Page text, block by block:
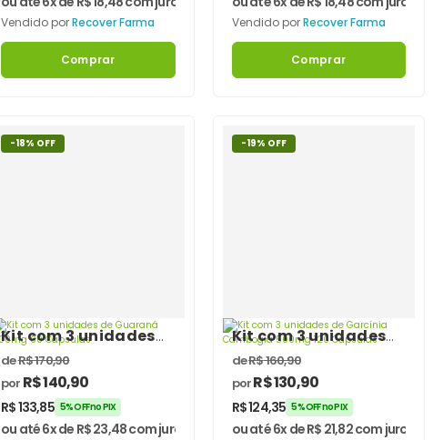
Vendido porRecover Farma
Comprar
– Recover Farma
Vendido por Recover Farma
Comprar
-18% OFF
Kit com 3 unidades
de Guaraná 500mg
60 Cápsulas
deR$170,90
por R$140,90
R$133,85 5% OFF no PIX
ou até 6x de R$23,48com juros
-19% OFF
Kit com 3 unidades
de Garcínia
Cambogia 500mg
120 Cápsulas
deR$160,90
porR$130,90
R$124,35 5% OFF no PIX
ou até 6x deR$ 21,82com juros